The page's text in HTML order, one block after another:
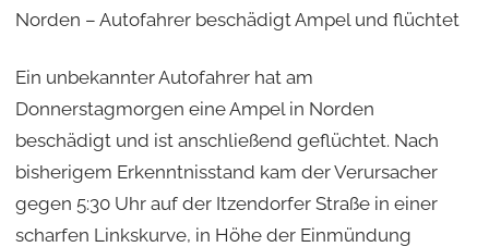
Norden – Autofahrer beschädigt Ampel und flüchtet
Ein unbekannter Autofahrer hat am
Donnerstagmorgen eine Ampel in Norden
beschädigt und ist anschließend geflüchtet. Nach
bisherigem Erkenntnisstand kam der Verursacher
gegen 5:30 Uhr auf der Itzendorfer Straße in einer
scharfen Linkskurve, in Höhe der Einmündung